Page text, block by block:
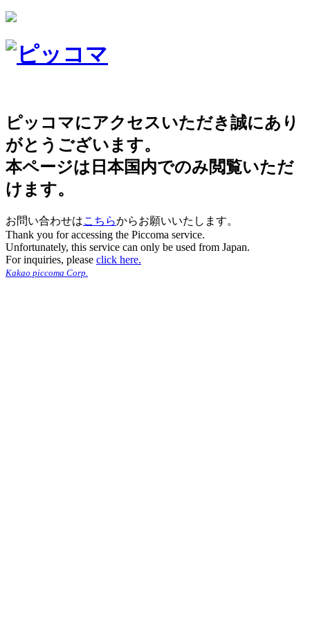
ピッコマにアクセスいただき誠にあり
がとうございます。
本ページは日本国内でのみ閲覧いただ
けます。
お問い合わせはこちらからお願いいたします。
Thank you for accessing the Piccoma service.
Unfortunately, this service can only be used from Japan.
For inquiries, please click here.
Kakao piccoma Corp.